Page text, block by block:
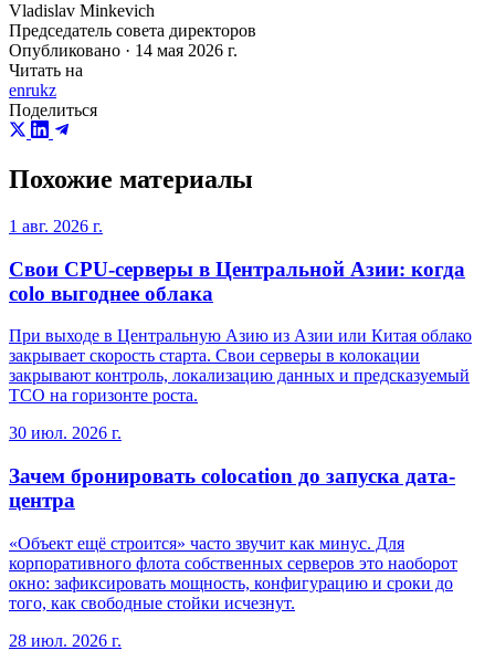
Vladislav Minkevich
Председатель совета директоров
Опубликовано · 14 мая 2026 г.
Читать на
enrukz
Поделиться
Похожие материалы
1 авг. 2026 г.
Свои CPU-серверы в Центральной Азии: когда
colo выгоднее облака
При выходе в Центральную Азию из Азии или Китая облако
закрывает скорость старта. Свои серверы в колокации
закрывают контроль, локализацию данных и предсказуемый
TCO на горизонте роста.
30 июл. 2026 г.
Зачем бронировать colocation до запуска дата-
центра
«Объект ещё строится» часто звучит как минус. Для
корпоративного флота собственных серверов это наоборот
окно: зафиксировать мощность, конфигурацию и сроки до
того, как свободные стойки исчезнут.
28 июл. 2026 г.